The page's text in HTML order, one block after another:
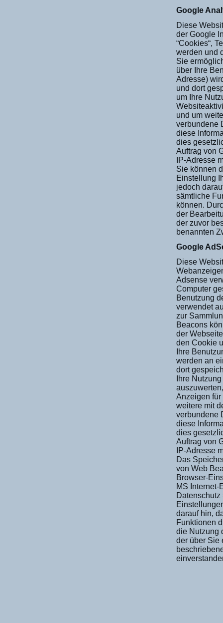
Google
Diese
der Google
“Cookies“,
werden und
Sie
über Ihre
Adresse)
und dort
um Ihre
und um
verbundene
diese
dies
Auftrag von
IP-Adresse
Sie können
Einstellung
jedoch
sämtliche
können.
der
der zuvor
benannten
Google
Diese
Adsense
Computer
Benutzung
verwendet
zur
Beacons
der
den Cookie
Ihre
werden an
dort
Ihre
Anzeigen
weitere mit
verbundene
diese
dies
Auftrag von
IP-Adresse
Das
von Web
Browser-
MS Internet-
Datenschutz
darauf hin,
Funktionen
die Nutzung
der über Sie